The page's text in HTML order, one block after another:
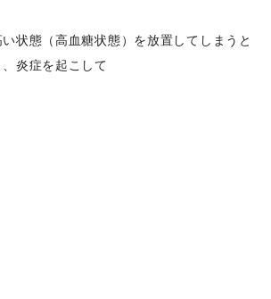
状態（高血糖状態）を放置してしまうと
炎症を起こして